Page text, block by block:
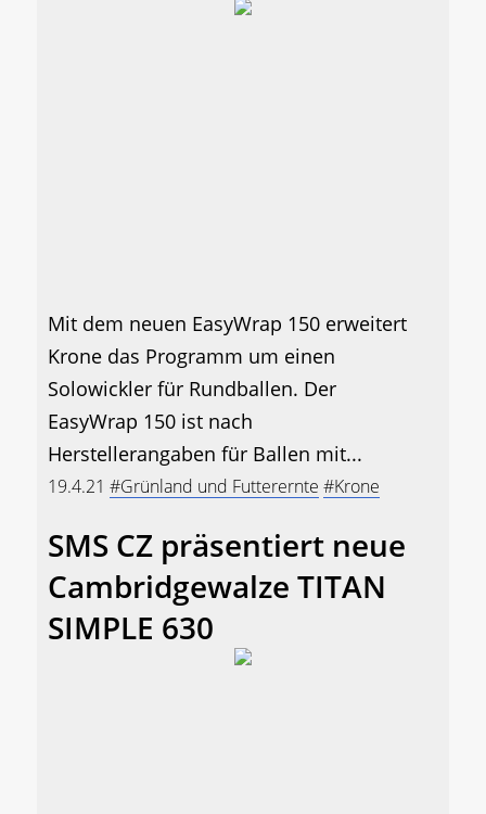
Mit dem neuen EasyWrap 150 erweitert
Krone das Programm um einen
Solowickler für Rundballen. Der
EasyWrap 150 ist nach
Herstellerangaben für Ballen mit...
19.4.21 #Grünland und Futterernte #Krone
SMS CZ präsentiert neue
Cambridgewalze TITAN
SIMPLE 630